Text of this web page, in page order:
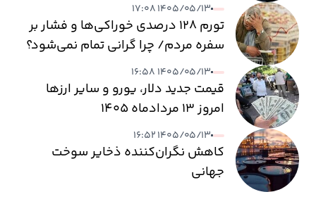
۱۴۰۵/۰۵/۱۳ ۱۷:۰۸
تورم ۱۲۸ درصدی خوراکی‌ها و فشار بر
سفره مردم/ چرا گرانی تمام نمی‌شود؟
۱۴۰۵/۰۵/۱۳ ۱۶:۵۸
قیمت جدید دلار، یورو و سایر ارزها
امروز ۱۳ مردادماه ۱۴۰۵
۱۴۰۵/۰۵/۱۳ ۱۶:۵۲
کاهش نگران‌کننده ذخایر سوخت
جهانی